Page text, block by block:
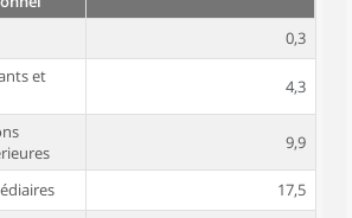
0,3
et
4,3
9,9
17,5